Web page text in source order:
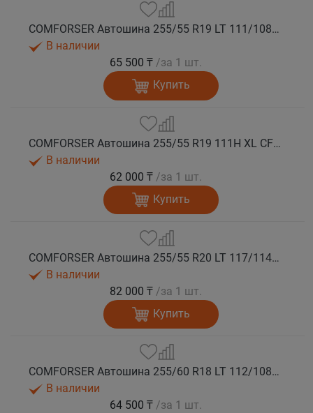
COMFORSER Автошина 255/55 R19 LT 111/108S CF1100 RWL лето
В наличии
65 500 ₸ /за 1 шт.
Купить
COMFORSER Автошина 255/55 R19 111H XL CF1100 RWL лето
В наличии
62 000 ₸ /за 1 шт.
Купить
COMFORSER Автошина 255/55 R20 LT 117/114S CF1100 RWL 10PR лето
В наличии
82 000 ₸ /за 1 шт.
Купить
COMFORSER Автошина 255/60 R18 LT 112/108S CF1100 RWL лето
В наличии
64 500 ₸ /за 1 шт.